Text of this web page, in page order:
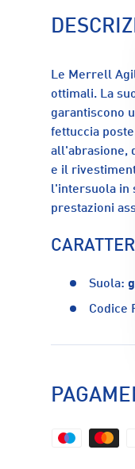
Le Merrell
ottimali. La
garantiscono
fettuccia
all'abrasione,
e il
l'intersuola in
prestazioni
Suola:
Codice